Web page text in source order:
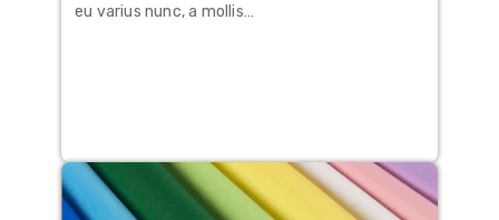
eu varius nunc, a mollis…